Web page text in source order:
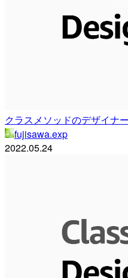
クラスメソッドのデザイナ
fujisawa.exp
2022.05.24